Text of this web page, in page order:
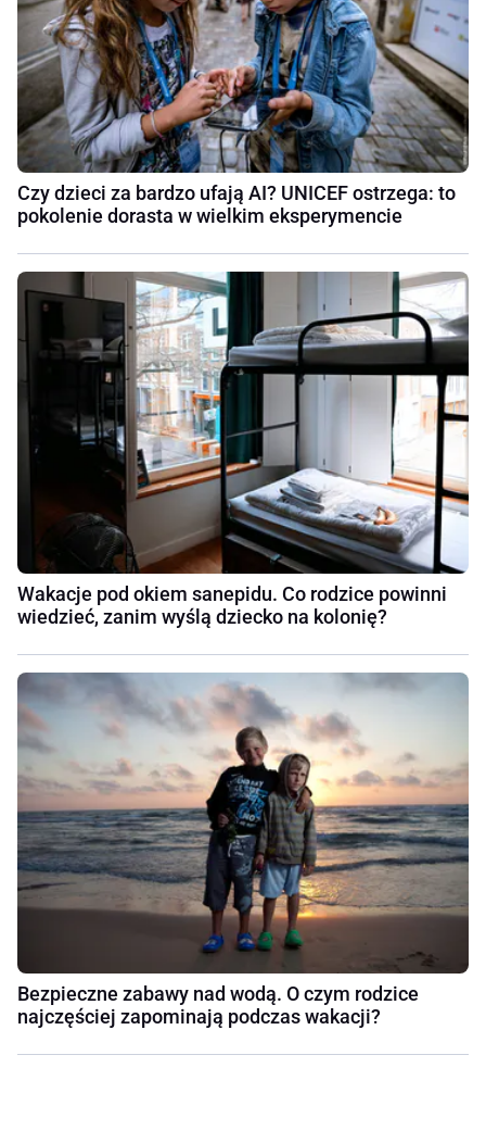
Czy dzieci za bardzo ufają AI? UNICEF ostrzega: to
pokolenie dorasta w wielkim eksperymencie
Wakacje pod okiem sanepidu. Co rodzice powinni
wiedzieć, zanim wyślą dziecko na kolonię?
Bezpieczne zabawy nad wodą. O czym rodzice
najczęściej zapominają podczas wakacji?